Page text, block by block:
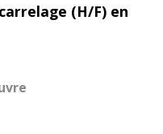
(H/F) en